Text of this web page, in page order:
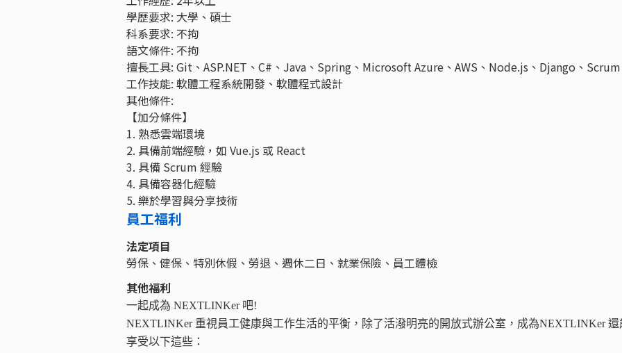
學歷要求: 大學、碩士
科系要求: 不拘
語文條件: 不拘
擅長工具: Git、ASP.NET、C#、Java、Spring、Microsoft Azure、AWS、Node.js、Django、Scrum
工作技能: 軟體工程系統開發、軟體程式設計
其他條件:
【加分條件】
1. 熟悉雲端環境
2. 具備前端經驗，如 Vue.js 或 React
3. 具備 Scrum 經驗
4. 具備容器化經驗
5. 樂於學習與分享技術
員工福利
法定項目
勞保、健保、特別休假、勞退、週休二日、就業保險、員工體檢
其他福利
一起成為 NEXTLINKer 吧!
NEXTLINKer 重視員工健康與工作生活的平衡，除了活潑明亮的開放式辦公室，成為NEXTLINKer 還
享受以下這些：